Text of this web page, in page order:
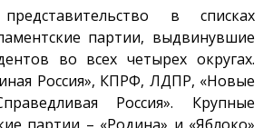
в списках
партии, выдвинувшие
во всех четырех округах.
Россия», КПРФ, ЛДПР, «Новые
Россия». Крупные